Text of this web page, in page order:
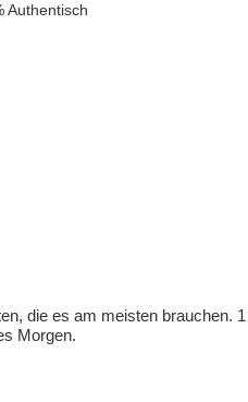
Authentisch
die es am meisten brauchen.
Morgen.